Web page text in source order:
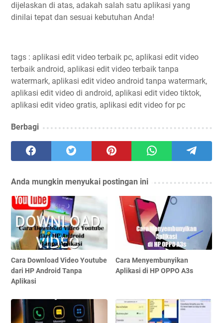
dijelaskan di atas, adakah salah satu aplikasi yang
dinilai tepat dan sesuai kebutuhan Anda!
tags : aplikasi edit video terbaik pc, aplikasi edit video
terbaik android, aplikasi edit video terbaik tanpa
watermark, aplikasi edit video android tanpa watermark,
aplikasi edit video di android, aplikasi edit video tiktok,
aplikasi edit video gratis, aplikasi edit video for pc
Berbagi
Anda mungkin menyukai postingan ini
Cara Download Video Youtube
dari HP Android Tanpa
Aplikasi
Cara Menyembunyikan
Aplikasi di HP OPPO A3s